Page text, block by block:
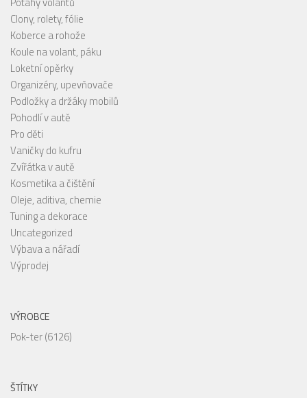
Clony, rolety, fólie
Koberce a rohože
Koule na volant, páku
Loketní opěrky
Organizéry, upevňovače
Podložky a držáky mobilů
Pohodlí v autě
Pro děti
Vaničky do kufru
Zvířátka v autě
Kosmetika a čištění
Oleje, aditiva, chemie
Tuning a dekorace
Uncategorized
Výbava a nářadí
Výprodej
VÝROBCE
Pok-ter(6126)
ŠTÍTKY